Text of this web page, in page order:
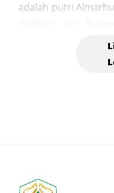
adalah putri
namanya,
ia adalah putri
namanya. Kedua,